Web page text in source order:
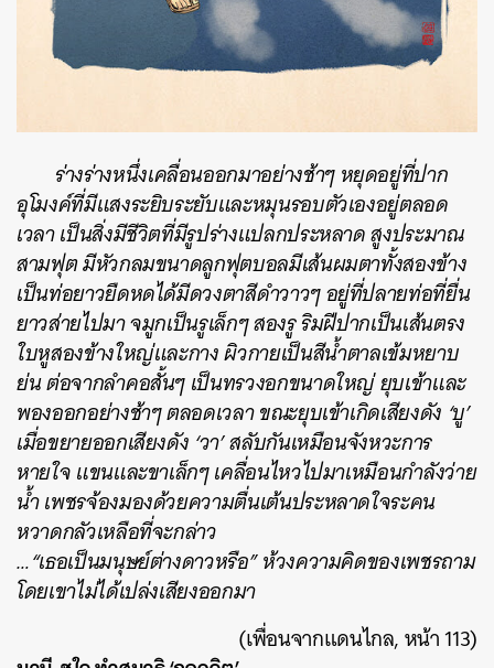
ร่างร่างหนึ่งเคลื่อนออกมาอย่างช้าๆ หยุดอยู่ที่ปาก
อุโมงค์ที่มีแสงระยิบระยับและหมุนรอบตัวเองอยู่ตลอด
เวลา เป็นสิ่งมีชีวิตที่มีรูปร่างแปลกประหลาด สูงประมาณ
สามฟุต มีหัวกลมขนาดลูกฟุตบอลมีเส้นผมตาทั้งสองข้าง
เป็นท่อยาวยืดหดได้มีดวงตาสีดำวาวๆ อยู่ที่ปลายท่อที่ยื่น
ยาวส่ายไปมา จมูกเป็นรูเล็กๆ สองรู ริมฝีปากเป็นเส้นตรง
ใบหูสองข้างใหญ่และกาง ผิวกายเป็นสีน้ำตาลเข้มหยาบ
ย่น ต่อจากลำคอสั้นๆ เป็นทรวงอกขนาดใหญ่ ยุบเข้าและ
พองออกอย่างช้าๆ ตลอดเวลา ขณะยุบเข้าเกิดเสียงดัง ‘บู’
เมื่อขยายออกเสียงดัง ‘วา’ สลับกันเหมือนจังหวะการ
หายใจ แขนและขาเล็กๆ เคลื่อนไหวไปมาเหมือนกำลังว่าย
น้ำ เพชรจ้องมองด้วยความตื่นเต้นประหลาดใจระคน
หวาดกลัวเหลือที่จะกล่าว
…“เธอเป็นมนุษย์ต่างดาวหรือ” ห้วงความคิดของเพชรถาม
โดยเขาไม่ได้เปล่งเสียงออกมา
(เพื่อนจากแดนไกล, หน้า 113)